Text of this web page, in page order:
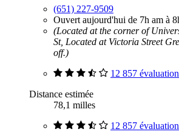
(651) 227-9509
Ouvert aujourd'hui de 7h am à
(Located at the corner of
St, Located at Victoria Street
off.)
12 857
Distance estimée
78,1 milles
12 857